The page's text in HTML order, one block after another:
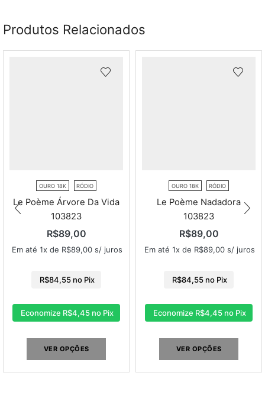
Produtos Relacionados
OURO 18K RÓDIO
Le Poème Árvore Da Vida
103823
R$89,00
Em até 1x de R$89,00 s/ juros
R$84,55 no Pix
Economize R$4,45 no Pix
VER OPÇÕES
OURO 18K RÓDIO
Le Poème Nadadora
103823
R$89,00
Em até 1x de R$89,00 s/ juros
R$84,55 no Pix
Economize R$4,45 no Pix
VER OPÇÕES